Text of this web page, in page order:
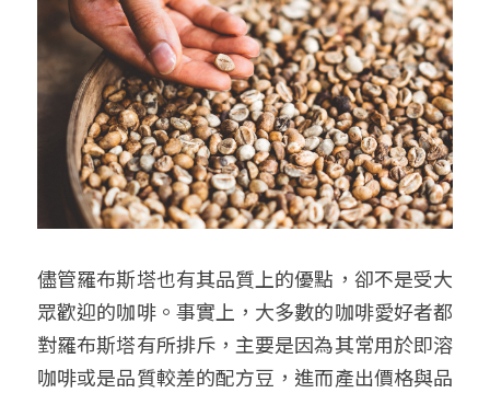
儘管羅布斯塔也有其品質上的優點，卻不是受大
眾歡迎的咖啡。事實上，大多數的咖啡愛好者都
對羅布斯塔有所排斥，主要是因為其常用於即溶
咖啡或是品質較差的配方豆，進而產出價格與品